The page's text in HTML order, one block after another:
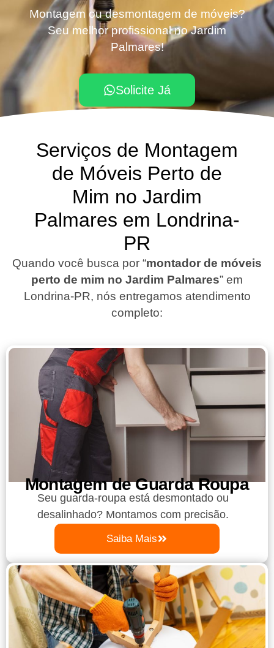
Montagem ou desmontagem de móveis?
Seu melhor profissional no Jardim
Palmares!
Solicite Já
Serviços de Montagem
de Móveis Perto de
Mim no Jardim
Palmares em Londrina-
PR
Quando você busca por “montador de móveis
perto de mim no Jardim Palmares” em
Londrina-PR, nós entregamos atendimento
completo:
Montagem de Guarda Roupa​
Seu guarda-roupa está desmontado ou
desalinhado? Montamos com precisão.
Saiba Mais